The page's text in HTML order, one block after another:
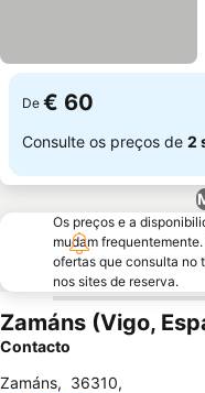
De € 60
Consulte os preços de 2
Os preços e a
mudam
ofertas que consulta no
nos sites de reserva.
Zamáns (Vigo,
Contacto
Zamáns, 36310,